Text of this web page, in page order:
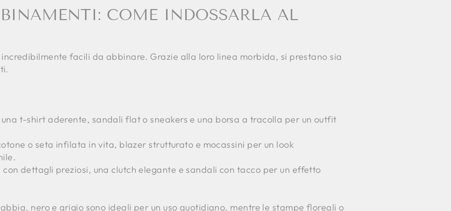
COME INDOSSARLA AL
facili da abbinare. Grazie alla loro linea morbida, si prestano sia
t-shirt aderente, sandali flat o sneakers e una borsa a tracolla per un outfit
o seta infilata in vita, blazer strutturato e mocassini per un look
con dettagli preziosi, una clutch elegante e sandali con tacco per un effetto
nero e grigio sono ideali per un uso quotidiano, mentre le stampe floreali o